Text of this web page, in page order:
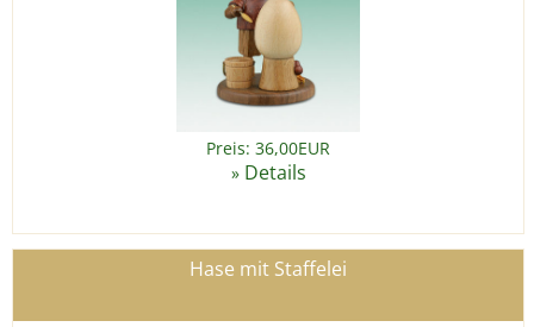
Preis: 36,00EUR
» Details
Hase mit Staffelei